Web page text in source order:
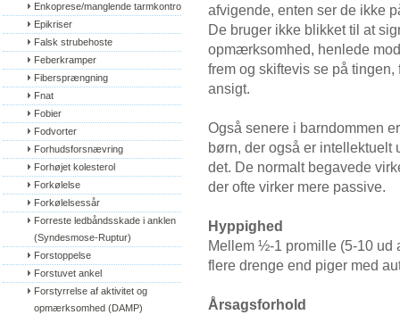
Enkoprese/manglende tarmkontrol
Epikriser
Falsk strubehoste
Feberkramper
Fibersprængning
Fnat
Fobier
Fodvorter
Forhudsforsnævring
Forhøjet kolesterol
Forkølelse
Forkølelsessår
Forreste ledbåndsskade i anklen
(Syndesmose-Ruptur)
Forstoppelse
Forstuvet ankel
Forstyrrelse af aktivitet og
opmærksomhed (DAMP)
afvigende, enten ser de ikke
De bruger ikke blikket til at
opmærksomhed, henlede
frem og skiftevis se på
ansigt.
Også senere i barndommen
børn, der også er intellektuelt
det. De normalt begavede
der ofte virker mere passive.
Hyppighed
Mellem ½-1 promille (5-10 ud
flere drenge end piger med
Årsagsforhold